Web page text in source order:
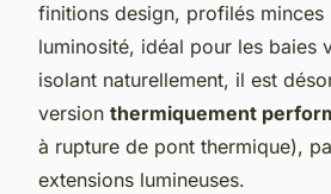
finitions design, profilés minces
luminosité, idéal pour les baies
isolant naturellement, il est
version thermiquement
à rupture de pont thermique),
extensions lumineuses.